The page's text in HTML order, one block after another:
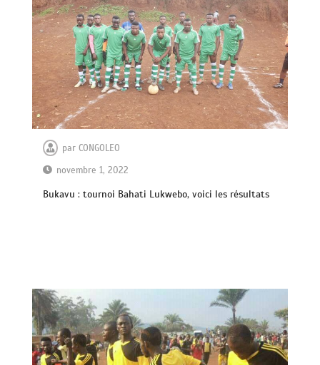
parCONGOLEO
novembre 1, 2022
Bukavu : tournoi Bahati Lukwebo, voici les résultats